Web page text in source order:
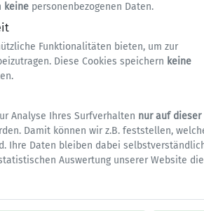
keine personenbezogenen Daten.
Funktionalitäten bieten, um zur
Diese Cookies speichern keine
Analyse Ihres Surfverhalten nur auf dieser
Damit können wir z.B. feststellen,
Ihre Daten bleiben dabei
Auswertung unserer Website die